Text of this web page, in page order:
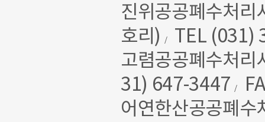
진위공공폐수처리
호리)
/
TEL (031)
고렴공공폐수처리
31) 647-3447 /
어연한산공공폐수